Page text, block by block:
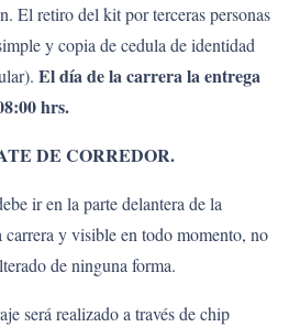
El retiro del kit por terceras personas
y copia de cedula de identidad
El día de la carrera la entrega
hrs.
DE CORREDOR.
ir en la parte delantera de la
y visible en todo momento, no
de ninguna forma.
será realizado a través de chip